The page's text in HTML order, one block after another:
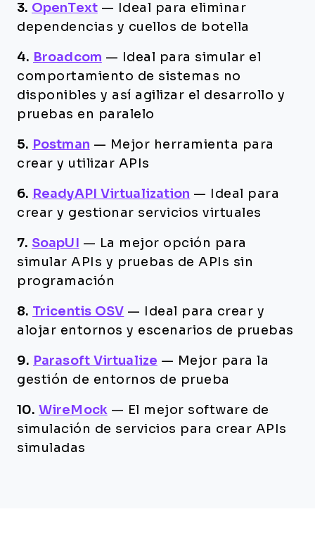
3. OpenText —
Ideal para eliminar
dependencias y cuellos de botella
4. Broadcom —
Ideal para simular el
comportamiento de sistemas no
disponibles y así agilizar el desarrollo y
pruebas en paralelo
5. Postman — Mejor herramienta para
crear y utilizar APIs
6. ReadyAPI Virtualization —
Ideal para
crear y gestionar servicios virtuales
7. SoapUI — La mejor opción para
simular APIs y pruebas de APIs sin
programación
8. Tricentis OSV —
Ideal para crear y
alojar entornos y escenarios de pruebas
9. Parasoft Virtualize — Mejor para la
gestión de entornos de prueba
10. WireMock — El mejor software de
simulación de servicios para crear APIs
simuladas